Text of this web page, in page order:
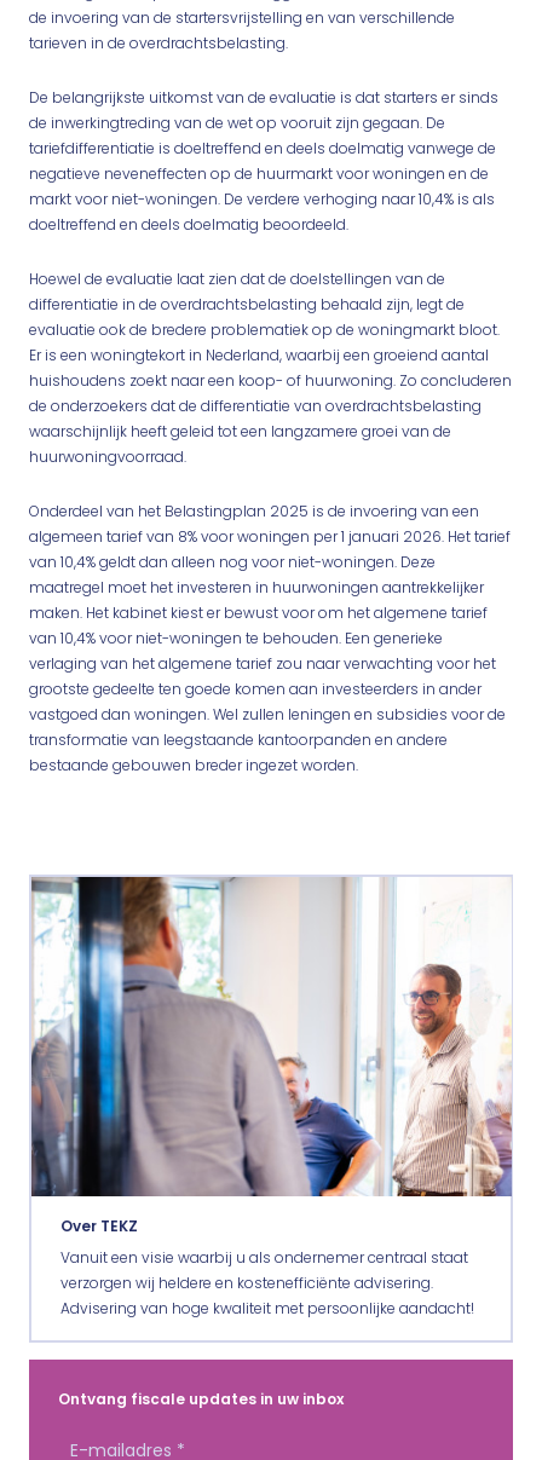
de invoering van de startersvrijstelling en van verschillende
tarieven in de overdrachtsbelasting.
De belangrijkste uitkomst van de evaluatie is dat starters er sinds
de inwerkingtreding van de wet op vooruit zijn gegaan. De
tariefdifferentiatie is doeltreffend en deels doelmatig vanwege de
negatieve neveneffecten op de huurmarkt voor woningen en de
markt voor niet-woningen. De verdere verhoging naar 10,4% is als
doeltreffend en deels doelmatig beoordeeld.
Hoewel de evaluatie laat zien dat de doelstellingen van de
differentiatie in de overdrachtsbelasting behaald zijn, legt de
evaluatie ook de bredere problematiek op de woningmarkt bloot.
Er is een woningtekort in Nederland, waarbij een groeiend aantal
huishoudens zoekt naar een koop- of huurwoning. Zo concluderen
de onderzoekers dat de differentiatie van overdrachtsbelasting
waarschijnlijk heeft geleid tot een langzamere groei van de
huurwoningvoorraad.
Onderdeel van het Belastingplan 2025 is de invoering van een
algemeen tarief van 8% voor woningen per 1 januari 2026. Het tarief
van 10,4% geldt dan alleen nog voor niet-woningen. Deze
maatregel moet het investeren in huurwoningen aantrekkelijker
maken. Het kabinet kiest er bewust voor om het algemene tarief
van 10,4% voor niet-woningen te behouden. Een generieke
verlaging van het algemene tarief zou naar verwachting voor het
grootste gedeelte ten goede komen aan investeerders in ander
vastgoed dan woningen. Wel zullen leningen en subsidies voor de
transformatie van leegstaande kantoorpanden en andere
bestaande gebouwen breder ingezet worden.
Over TEKZ
Vanuit een visie waarbij u als ondernemer centraal staat
verzorgen wij heldere en kostenefficiënte advisering.
Advisering van hoge kwaliteit met persoonlijke aandacht!
Ontvang fiscale updates in uw inbox